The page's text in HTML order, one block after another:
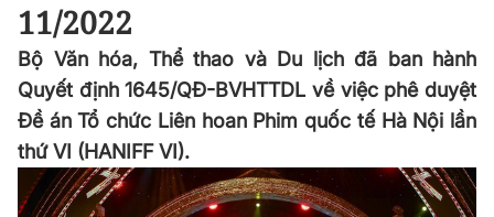
11/2022
Bộ Văn hóa, Thể thao và Du lịch đã ban hành
Quyết định 1645/QĐ-BVHTTDL về việc phê duyệt
Đề án Tổ chức Liên hoan Phim quốc tế Hà Nội lần
thứ VI (HANIFF VI).